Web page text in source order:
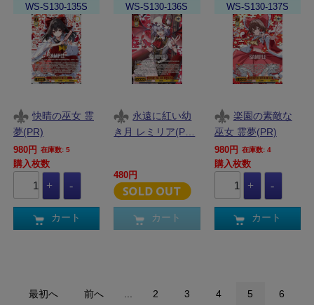
WS-S130-135S
快晴の巫女 霊
夢(PR)
980円 在庫数: 5
購入枚数
カート
WS-S130-136S
永遠に紅い幼
き月 レミリア(P…
480円
カート
WS-S130-137S
楽園の素敵な
巫女 霊夢(PR)
980円 在庫数: 4
購入枚数
カート
最初へ 前へ 2 3 4 5 6